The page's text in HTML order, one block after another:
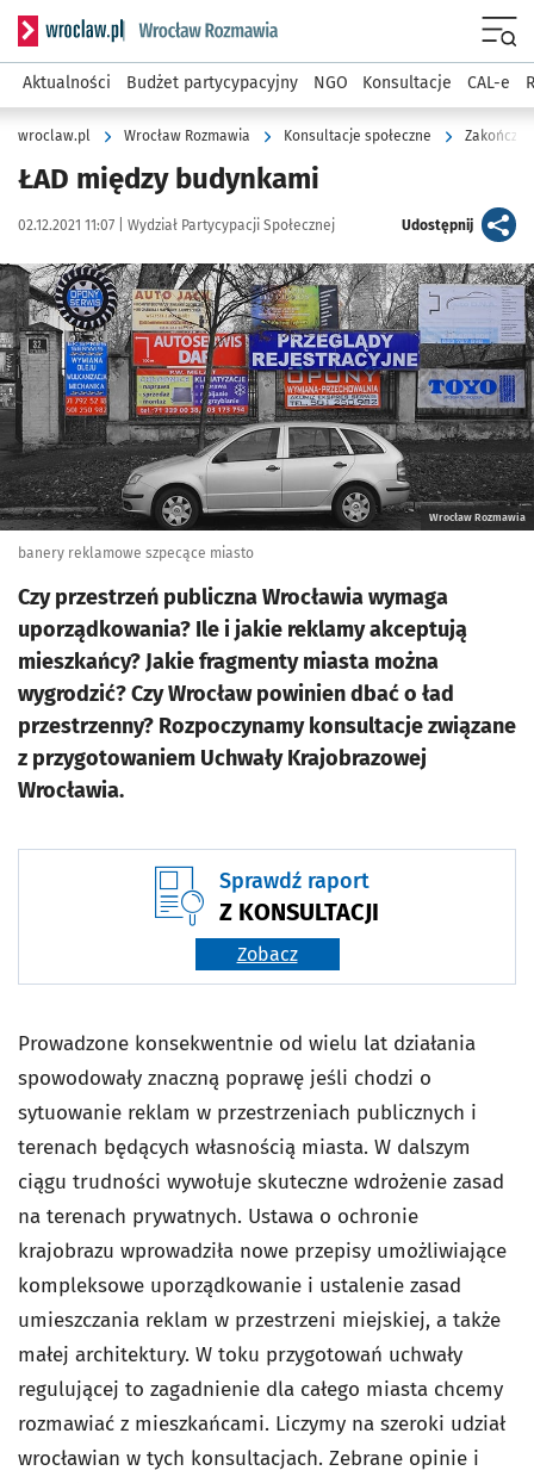
Serwis informacyjny wroclaw.pl podserwis: Rozmawia
Aktualności Budżet partycypacyjny NGO Konsultacje CAL-e
wroclaw.pl Wrocław Rozmawia Konsultacje społeczne
ŁAD między budynkami
Data publikacji:
02.12.2021 11:07 | Autor:
Wydział Partycypacji Społecznej Udostępnijartykuł
Kliknij, aby powiększyć
Wrocław Rozmawia
banery reklamowe szpecące miasto
Czy przestrzeń publiczna Wrocławia wymaga
uporządkowania? Ile i jakie reklamy akceptują
mieszkańcy? Jakie fragmenty miasta można
wygrodzić? Czy Wrocław powinien dbać o ład
przestrzenny? Rozpoczynamy konsultacje związane
z przygotowaniem Uchwały Krajobrazowej
Wrocławia.
Sprawdź raport
Z KONSULTACJI
Zobacz
Prowadzone konsekwentnie od wielu lat działania
spowodowały znaczną poprawę jeśli chodzi o
sytuowanie reklam w przestrzeniach publicznych i
terenach będących własnością miasta. W dalszym
ciągu trudności wywołuje skuteczne wdrożenie zasad
na terenach prywatnych. Ustawa o ochronie
krajobrazu wprowadziła nowe przepisy umożliwiające
kompleksowe uporządkowanie i ustalenie zasad
umieszczania reklam w przestrzeni miejskiej, a także
małej architektury. W toku przygotowań uchwały
regulującej to zagadnienie dla całego miasta chcemy
rozmawiać z mieszkańcami. Liczymy na szeroki udział
wrocławian w tych konsultacjach. Zebrane opinie i